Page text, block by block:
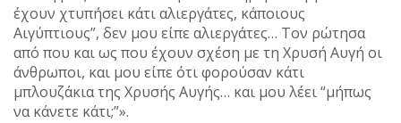
έχουν χτυπήσει κάτι αλιεργάτες, κάποιους
Αιγύπτιους”, δεν μου είπε αλιεργάτες… Τον ρώτησα
από που και ως που έχουν σχέση με τη Χρυσή Αυγή οι
άνθρωποι, και μου είπε ότι φορούσαν κάτι
μπλουζάκια της Χρυσής Αυγής… και μου λέει “μήπως
να κάνετε κάτι;”».